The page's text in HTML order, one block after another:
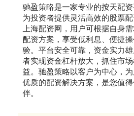
驰盈策略是一家专业的按天配
为投资者提供灵活高效的股票
上海配资网，用户可根据自身
配资方案，享受低利息、便捷
验。平台安全可靠，资金实力
者实现资金杠杆放大，抓住市
益。驰盈策略以客户为中心，
优质的配资解决方案，是您值
伴。